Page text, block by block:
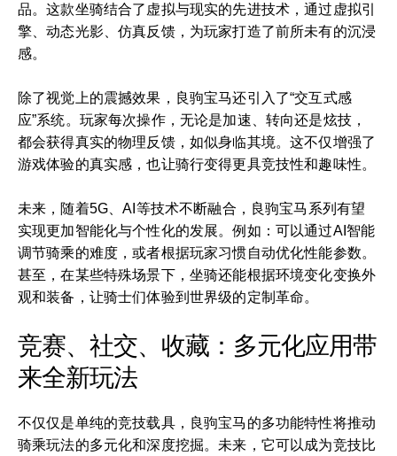
品。这款坐骑结合了虚拟与现实的先进技术，通过虚拟引
擎、动态光影、仿真反馈，为玩家打造了前所未有的沉浸
感。
除了视觉上的震撼效果，良驹宝马还引入了“交互式感
应”系统。玩家每次操作，无论是加速、转向还是炫技，
都会获得真实的物理反馈，如似身临其境。这不仅增强了
游戏体验的真实感，也让骑行变得更具竞技性和趣味性。
未来，随着5G、AI等技术不断融合，良驹宝马系列有望
实现更加智能化与个性化的发展。例如：可以通过AI智能
调节骑乘的难度，或者根据玩家习惯自动优化性能参数。
甚至，在某些特殊场景下，坐骑还能根据环境变化变换外
观和装备，让骑士们体验到世界级的定制革命。
竞赛、社交、收藏：多元化应用带
来全新玩法
不仅仅是单纯的竞技载具，良驹宝马的多功能特性将推动
骑乘玩法的多元化和深度挖掘。未来，它可以成为竞技比